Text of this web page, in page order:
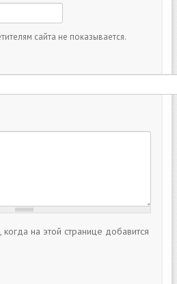
сайта не показывается.
на этой странице добавится